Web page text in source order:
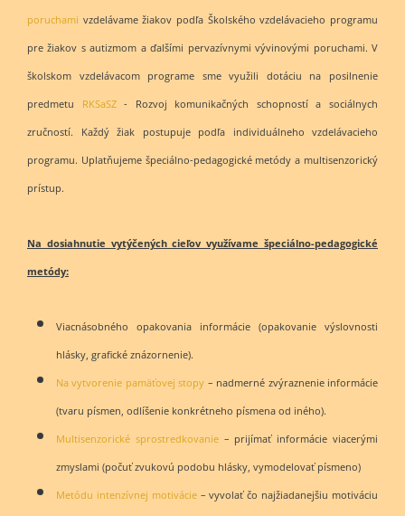
poruchami vzdelávame žiakov podľa Školského vzdelávacieho programu
pre žiakov s autizmom a ďalšími pervazívnymi vývinovými poruchami. V
školskom vzdelávacom programe sme využili dotáciu na posilnenie
predmetu RKSaSZ- Rozvoj komunikačných schopností a sociálnych
zručností. Každý žiak postupuje podľa individuálneho vzdelávacieho
programu. Uplatňujeme špeciálno-pedagogické metódy a multisenzorický
prístup.
Na dosiahnutie vytýčených cieľov využívame špeciálno-pedagogické
metódy:
Viacnásobného opakovania informácie (opakovanie výslovnosti
hlásky, grafické znázornenie).
Na vytvorenie pamäťovej stopy – nadmerné zvýraznenie informácie
(tvaru písmen, odlíšenie konkrétneho písmena od iného).
Multisenzorické sprostredkovanie– prijímať informácie viacerými
zmyslami (počuť zvukovú podobu hlásky, vymodelovať písmeno)
Metódu intenzívnej motivácie– vyvolať čo najžiadanejšiu motiváciu